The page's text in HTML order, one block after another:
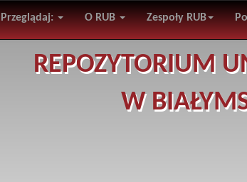
Przeglądaj: O RUB Zespoły RUB
REPOZYTORIUM
W